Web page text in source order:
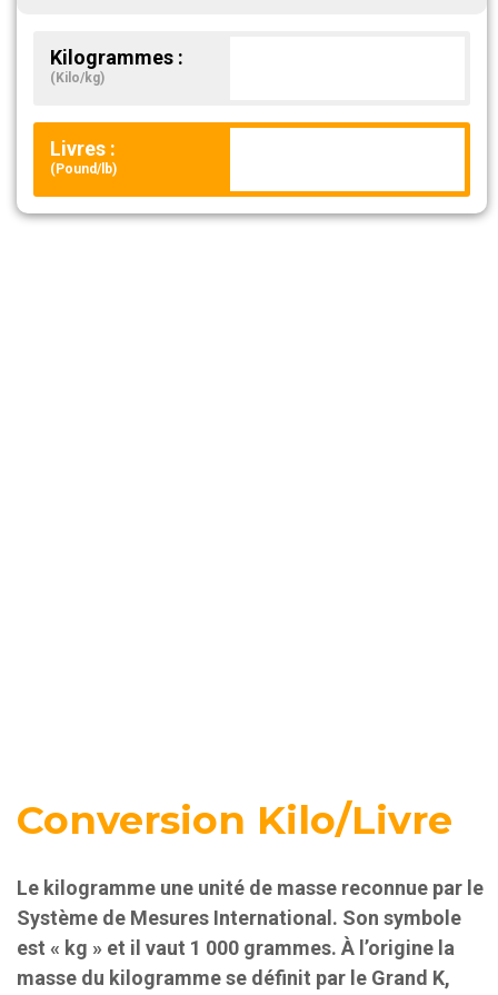
Kilogrammes :
(Kilo/kg)
Livres :
(Pound/lb)
Conversion Kilo/Livre
Le kilogramme une unité de masse reconnue par le
Système de Mesures International. Son symbole
est « kg » et il vaut 1 000 grammes. À l’origine la
masse du kilogramme se définit par le Grand K,